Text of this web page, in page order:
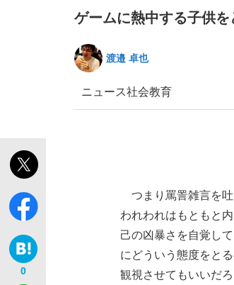
「目標達成できなかっ
ゲームに熱中する子供
渡邉 卓也
ニュース社会教育
0
つまり罵詈雑言を吐
われわれはもともと
己の凶暴さを自覚し
にどういう態度をと
観視させてもいいだろ